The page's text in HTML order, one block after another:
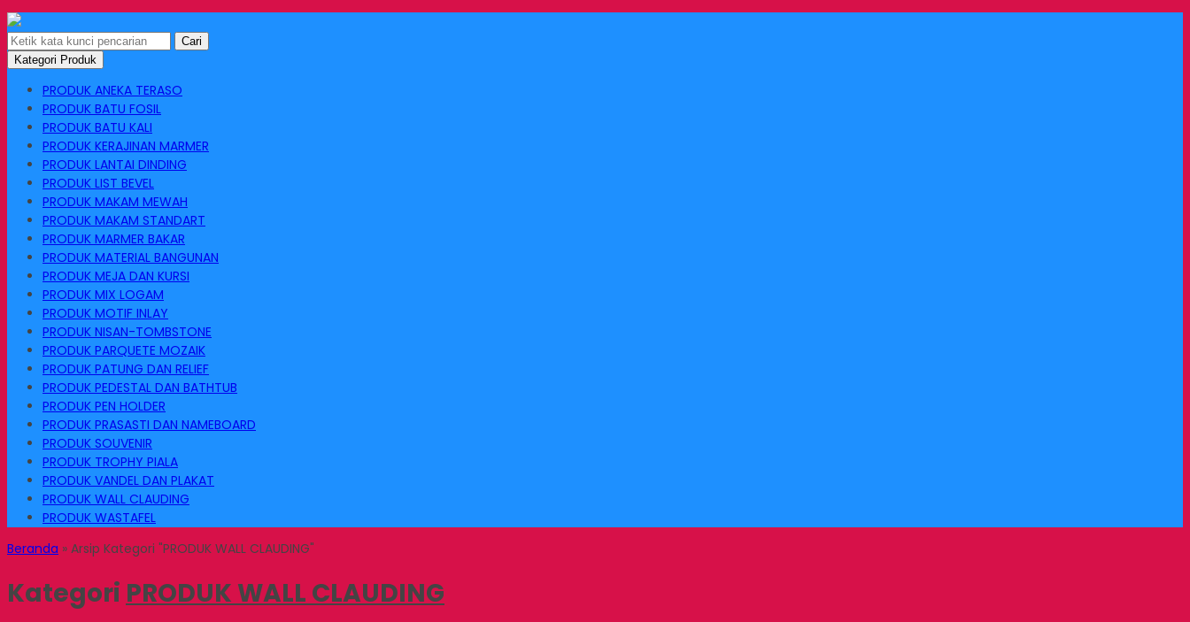
Cari
Kategori Produk
PRODUK ANEKA TERASO
PRODUK BATU FOSIL
PRODUK BATU KALI
PRODUK KERAJINAN MARMER
PRODUK LANTAI DINDING
PRODUK LIST BEVEL
PRODUK MAKAM MEWAH
PRODUK MAKAM STANDART
PRODUK MARMER BAKAR
PRODUK MATERIAL BANGUNAN
PRODUK MEJA DAN KURSI
PRODUK MIX LOGAM
PRODUK MOTIF INLAY
PRODUK NISAN-TOMBSTONE
PRODUK PARQUETE MOZAIK
PRODUK PATUNG DAN RELIEF
PRODUK PEDESTAL DAN BATHTUB
PRODUK PEN HOLDER
PRODUK PRASASTI DAN NAMEBOARD
PRODUK SOUVENIR
PRODUK TROPHY PIALA
PRODUK VANDEL DAN PLAKAT
PRODUK WALL CLAUDING
PRODUK WASTAFEL
Beranda » Arsip Kategori "PRODUK WALL CLAUDING"
Kategori PRODUK WALL CLAUDING